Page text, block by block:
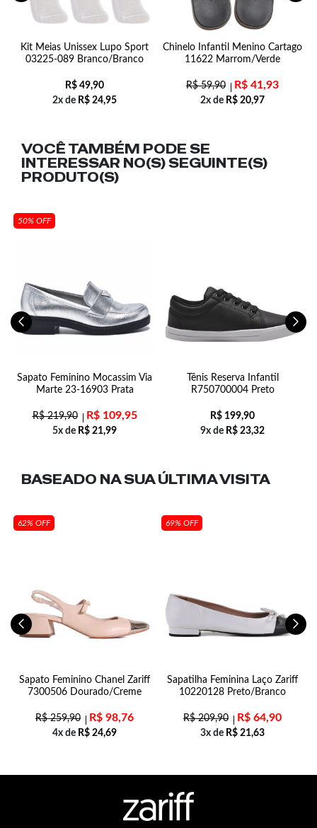
Kit Meias Unissex Lupo Sport
03225-089 Branco/Branco
R$ 49,90
2x de R$ 24,95
Chinelo Infantil Menino Cartago
11622 Marrom/Verde
R$59,90 R$ 41,93
2x de R$ 20,97
VOCÊ TAMBÉM PODE SE
INTERESSAR NO(S) SEGUINTE(S)
PRODUTO(S)
50% OFF
Sapato Feminino Mocassim Via
Marte 23-16903 Prata
R$219,90 R$109,95
5x de R$ 21,99
Tênis Reserva Infantil
R750700004 Preto
R$ 199,90
9x de R$ 23,32
BASEADO NA SUAÚLTIMA VISITA
62% OFF
Sapato Feminino Chanel Zariff
7300506 Dourado/Creme
R$259,90 R$ 98,76
4x de R$ 24,69
69% OFF
Sapatilha Feminina Laço Zariff
10220128 Preto/Branco
R$209,90 R$ 64,90
3x de R$ 21,63